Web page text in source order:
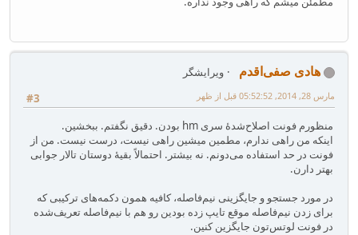
هادی صفی‌اقدم
ویرایشگر
#3
مارس 28, 2014, 05:52:52 قبل از ظهر
منظورم فونت اصلاح‌شدهٔ سری hm بودن. دقیق نگفتم. ببخشین.
اینکه من راهی ندارم، مطمین میشین راهی نیست، درست نیست. من از
فونت در حد استفاده می‌دونم. نه بیشتر. احتمالاً بقیهٔ دوستان تالار جوابی
بهتر دارن.
در مورد جستجو و جایگزینی نیم‌فاصله، کافیه همون دکمه‌های ترکیبی که
برای زدن نیم‌فاصله موقع تایپ زده بودین رو هم با نیم‌فاصله تعریف‌شده
در فونت لوتس‌تون جایگزین کنین.